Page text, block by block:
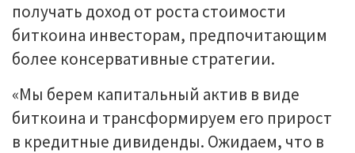
получать доход от роста стоимости
биткоина инвесторам, предпочитающим
более консервативные стратегии.
«Мы берем капитальный актив в виде
биткоина и трансформируем его прирост
в кредитные дивиденды. Ожидаем, что в